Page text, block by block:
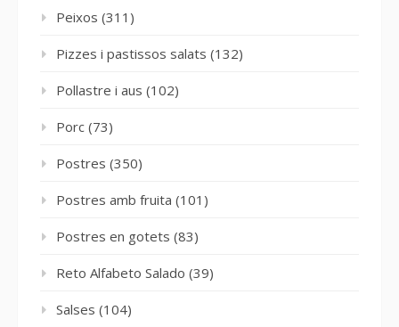
Peixos (311)
Pizzes i pastissos salats (132)
Pollastre i aus (102)
Porc (73)
Postres (350)
Postres amb fruita (101)
Postres en gotets (83)
Reto Alfabeto Salado (39)
Salses (104)